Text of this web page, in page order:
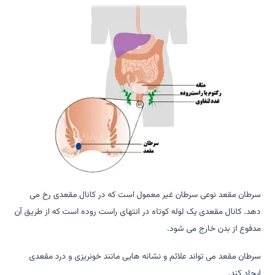
سرطان مقعد نوعی سرطان غیر معمول است که در کانال مقعدی رخ می
دهد. کانال مقعدی یک لوله کوتاه در انتهای راست روده است که از طریق آن
مدفوع از بدن خارج می شود.
سرطان مقعد می تواند علائم و نشانه هایی مانند خونریزی و درد مقعدی